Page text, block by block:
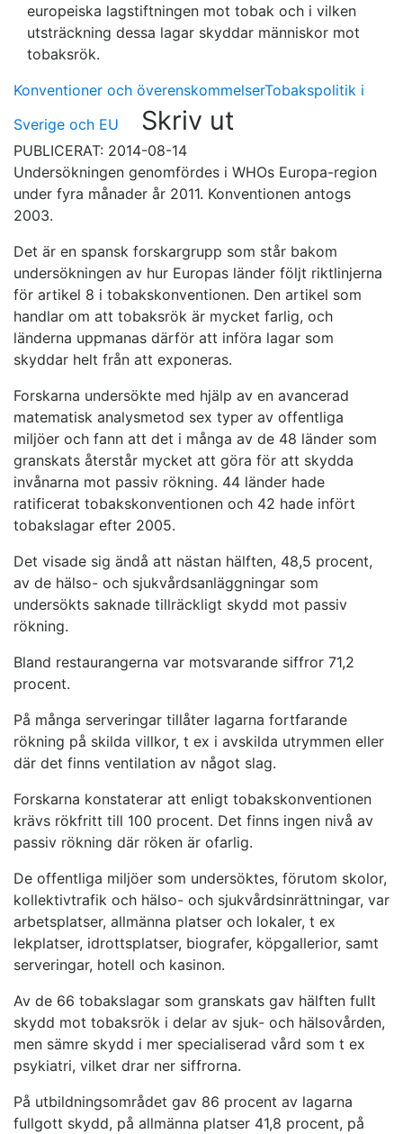
europeiska lagstiftningen mot tobak och i vilken
utsträckning dessa lagar skyddar människor mot
tobaksrök.
Konventioner och överenskommelserTobakspolitik i
Sverige och EU
Skriv ut
PUBLICERAT: 2014-08-14
Undersökningen genomfördes i WHOs Europa-region
under fyra månader år 2011. Konventionen antogs
2003.
Det är en spansk forskargrupp som står bakom
undersökningen av hur Europas länder följt riktlinjerna
för artikel 8 i tobakskonventionen. Den artikel som
handlar om att tobaksrök är mycket farlig, och
länderna uppmanas därför att införa lagar som
skyddar helt från att exponeras.
Forskarna undersökte med hjälp av en avancerad
matematisk analysmetod sex typer av offentliga
miljöer och fann att det i många av de 48 länder som
granskats återstår mycket att göra för att skydda
invånarna mot passiv rökning. 44 länder hade
ratificerat tobakskonventionen och 42 hade infört
tobakslagar efter 2005.
Det visade sig ändå att nästan hälften, 48,5 procent,
av de hälso- och sjukvårdsanläggningar som
undersökts saknade tillräckligt skydd mot passiv
rökning.
Bland restaurangerna var motsvarande siffror 71,2
procent.
På många serveringar tillåter lagarna fortfarande
rökning på skilda villkor, t ex i avskilda utrymmen eller
där det finns ventilation av något slag.
Forskarna konstaterar att enligt tobakskonventionen
krävs rökfritt till 100 procent. Det finns ingen nivå av
passiv rökning där röken är ofarlig.
De offentliga miljöer som undersöktes, förutom skolor,
kollektivtrafik och hälso- och sjukvårdsinrättningar, var
arbetsplatser, allmänna platser och lokaler, t ex
lekplatser, idrottsplatser, biografer, köpgallerior, samt
serveringar, hotell och kasinon.
Av de 66 tobakslagar som granskats gav hälften fullt
skydd mot tobaksrök i delar av sjuk- och hälsovården,
men sämre skydd i mer specialiserad vård som t ex
psykiatri, vilket drar ner siffrorna.
På utbildningsområdet gav 86 procent av lagarna
fullgott skydd, på allmänna platser 41,8 procent, på